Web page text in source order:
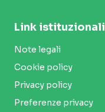
Link istituzionali
Note legali
Cookie policy
Privacy policy
Preferenze privacy